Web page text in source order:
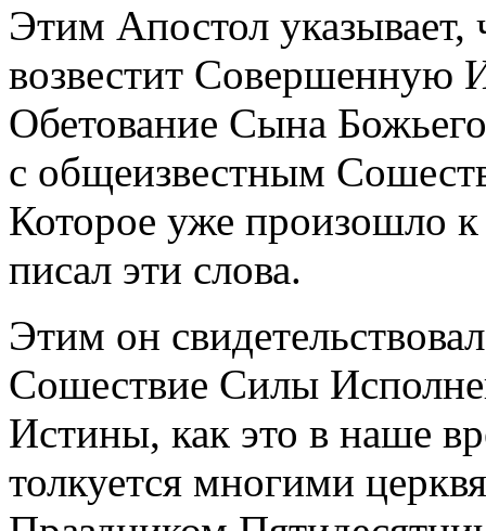
Этим Апостол
возвестит Совершенную
Обетование Сына
с общеизвестным
Которое уже произошло
писал эти слова.
Этим он
Сошествие Силы
Истины, как это в наше
толкуется многими